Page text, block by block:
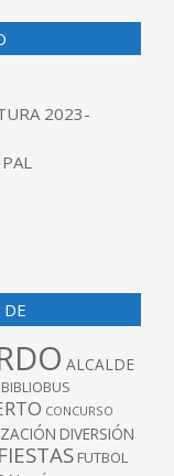
2023-
ALCALDE
BIBLIOBUS
CONCURSO
DIVERSIÓN
FIESTAS FUTBOL